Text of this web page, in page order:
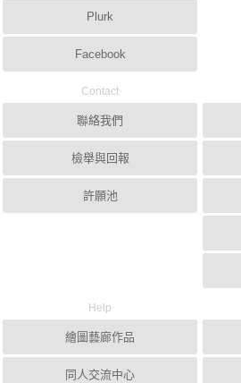
Plurk
Facebook
Contact
聯絡我們
檢舉與回報
許願池
Help
繪圖藝廊作品
同人交流中心